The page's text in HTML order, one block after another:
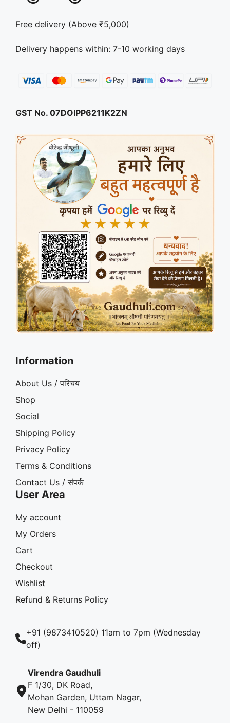
Free delivery (Above ₹5,000)
Delivery happens within: 7-10 working days
GST No. 07DOIPP6211K2ZN
Information
About Us / परिचय
Shop
Social
Shipping Policy
Privacy Policy
Terms & Conditions
Contact Us / संपर्क
User Area
My account
My Orders
Cart
Checkout
Wishlist
Refund & Returns Policy
+91 (9873410520) 11am to 7pm (Wednesday
off)
Virendra Gaudhuli
F 1/30, DK Road,
Mohan Garden, Uttam Nagar,
New Delhi - 110059